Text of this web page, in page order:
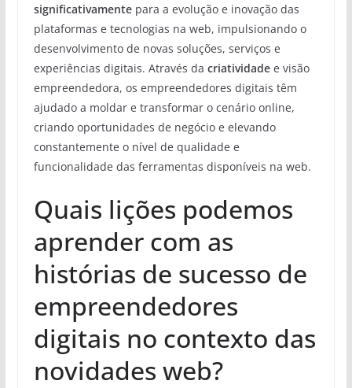
significativamentepara a evolução e inovação das
plataformas e tecnologias na web, impulsionando o
desenvolvimento de novas soluções, serviços e
experiências digitais. Através da criatividadee visão
empreendedora, os empreendedores digitais têm
ajudado a moldar e transformar o cenário online,
criando oportunidades de negócio e elevando
constantemente o nível de qualidade e
funcionalidade das ferramentas disponíveis na web.
Quais lições podemos
aprender com as
histórias de sucesso de
empreendedores
digitais no contexto das
novidades web?